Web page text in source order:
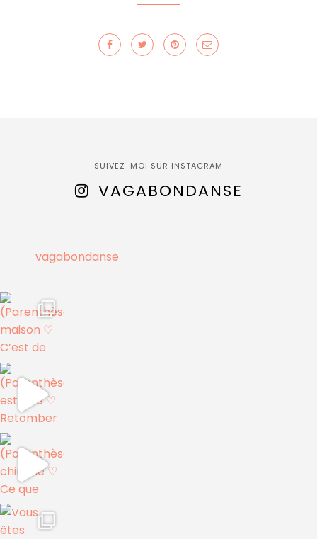
SUIVEZ-MOI SUR INSTAGRAM
VAGABONDANSE
vagabondanse